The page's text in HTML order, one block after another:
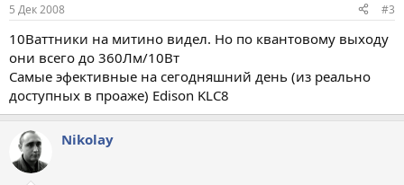
5 Дек 2008 #3
10Ваттники на митино видел. Но по квантовому выходу
они всего до 360Лм/10Вт
Самые эфективные на сегодняшний день (из реально
доступных в проаже) Edison KLC8
Nikolay